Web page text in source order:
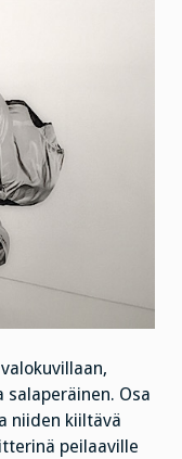
Osa
niiden kiiltävä
peilaaville